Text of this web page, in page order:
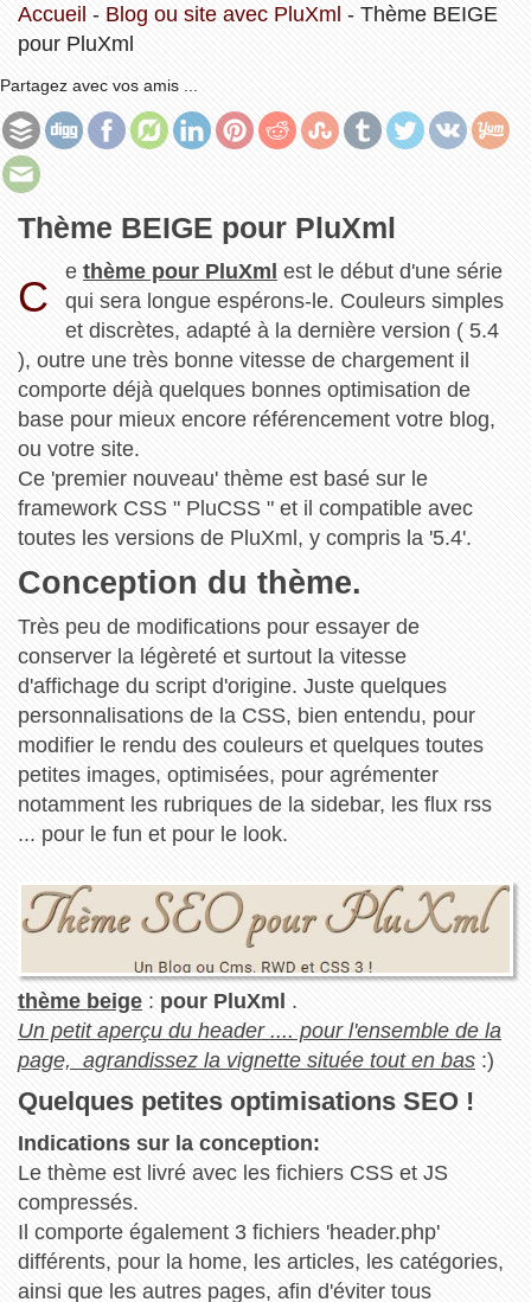
Accueil - Blog ou site avec PluXml - Thème BEIGE
pour PluXml
Partagez avec vos amis ...
Thème BEIGE pour PluXml
C
ethème pour PluXml est le début d'une série
qui sera longue espérons-le. Couleurs simples
et discrètes, adapté à la dernière version ( 5.4
), outre une très bonne vitesse de chargement il
comporte déjà quelques bonnes optimisation de
base pour mieux encore référencement votre blog,
ou votre site.
Ce 'premier nouveau' thème est basé sur le
framework CSS " PluCSS " et il compatible avec
toutes les versions de PluXml, y compris la '5.4'.
Conception du thème.
Très peu de modifications pour essayer de
conserver la légèreté et surtout la vitesse
d'affichage du script d'origine. Juste quelques
personnalisations de la CSS, bien entendu, pour
modifier le rendu des couleurs et quelques toutes
petites images, optimisées, pour agrémenter
notamment les rubriques de la sidebar, les flux rss
... pour le fun et pour le look.
thème beige: pour PluXml .
Un petit aperçu du header .... pour l'ensemble de la
page, agrandissez la vignette située tout en bas:)
Quelques petites optimisations SEO !
Indications sur la conception:
Le thème est livré avec les fichiers CSS et JS
compressés.
Il comporte également 3 fichiers 'header.php'
différents, pour la home, les articles, les catégories,
ainsi que les autres pages, afin d'éviter tous